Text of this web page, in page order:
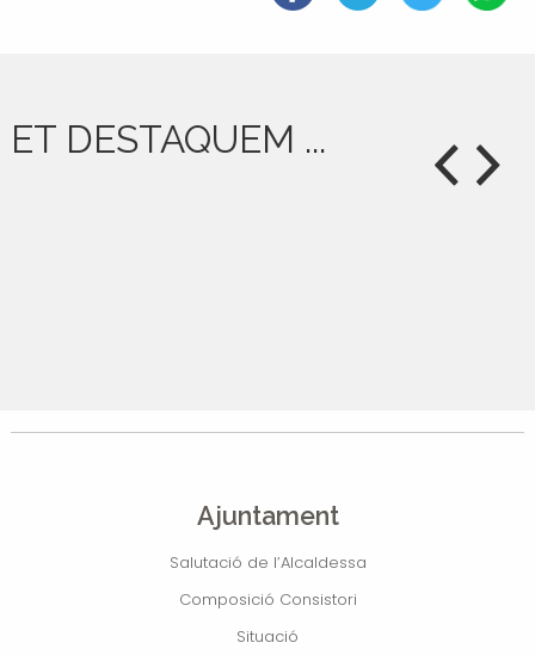
ET DESTAQUEM ...
Ajuntament
Salutació de l’Alcaldessa
Composició Consistori
Situació